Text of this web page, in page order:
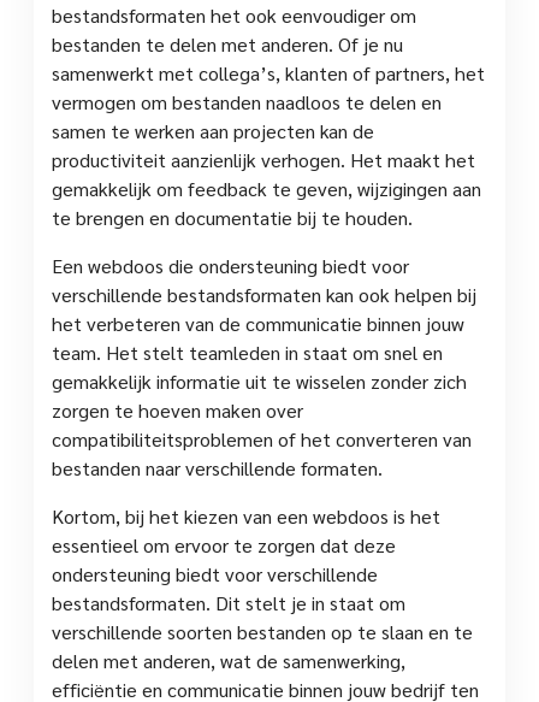
bestandsformaten het ook eenvoudiger om
bestanden te delen met anderen. Of je nu
samenwerkt met collega’s, klanten of partners, het
vermogen om bestanden naadloos te delen en
samen te werken aan projecten kan de
productiviteit aanzienlijk verhogen. Het maakt het
gemakkelijk om feedback te geven, wijzigingen aan
te brengen en documentatie bij te houden.
Een webdoos die ondersteuning biedt voor
verschillende bestandsformaten kan ook helpen bij
het verbeteren van de communicatie binnen jouw
team. Het stelt teamleden in staat om snel en
gemakkelijk informatie uit te wisselen zonder zich
zorgen te hoeven maken over
compatibiliteitsproblemen of het converteren van
bestanden naar verschillende formaten.
Kortom, bij het kiezen van een webdoos is het
essentieel om ervoor te zorgen dat deze
ondersteuning biedt voor verschillende
bestandsformaten. Dit stelt je in staat om
verschillende soorten bestanden op te slaan en te
delen met anderen, wat de samenwerking,
efficiëntie en communicatie binnen jouw bedrijf ten